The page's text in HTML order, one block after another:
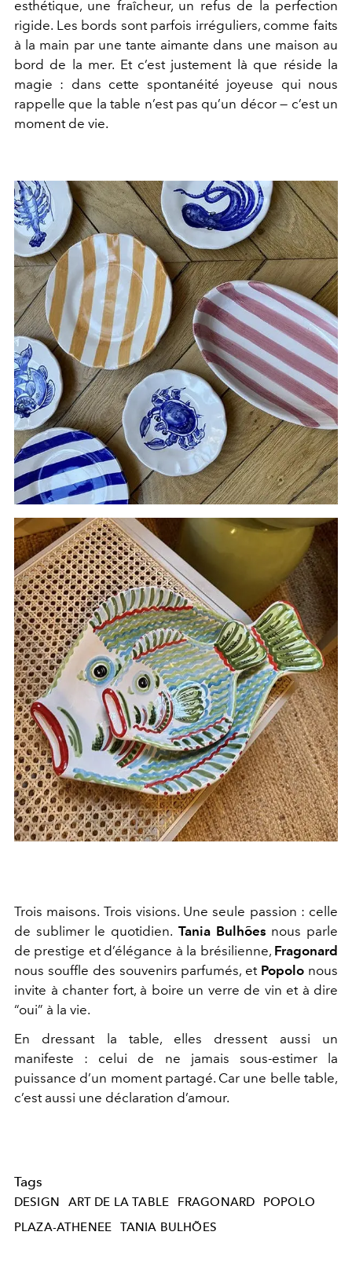
esthétique, une fraîcheur, un refus de la perfection
rigide. Les bords sont parfois irréguliers, comme faits
à la main par une tante aimante dans une maison au
bord de la mer. Et c’est justement là que réside la
magie : dans cette spontanéité joyeuse qui nous
rappelle que la table n’est pas qu’un décor — c’est un
moment de vie.
Trois maisons. Trois visions. Une seule passion : celle
de sublimer le quotidien. Tania Bulhões nous parle
de prestige et d’élégance à la brésilienne, Fragonard
nous souffle des souvenirs parfumés, et Popolo nous
invite à chanter fort, à boire un verre de vin et à dire
“oui” à la vie.
En dressant la table, elles dressent aussi un
manifeste : celui de ne jamais sous-estimer la
puissance d’un moment partagé. Car une belle table,
c’est aussi une déclaration d’amour.
Tags
DESIGN ART DE LA TABLE FRAGONARD
POPOLO
PLAZA-ATHENEE
TANIA BULHÕES